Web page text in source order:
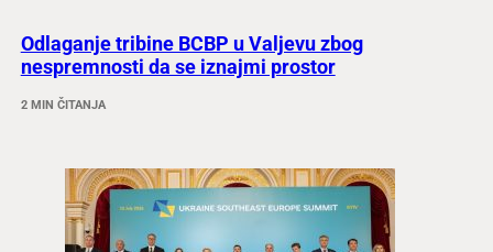
Odlaganje tribine BCBP u Valjevu zbog
nespremnosti da se iznajmi prostor
2 MIN ČITANJA